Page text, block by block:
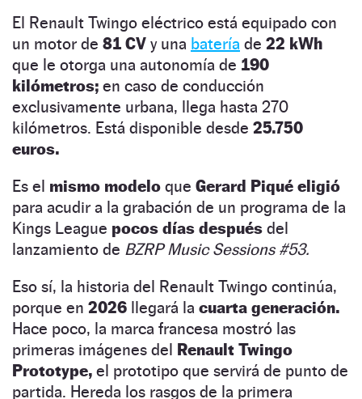
El Renault Twingo eléctrico está equipado con
un motor de 81 CV y una batería de 22 kWh
que le otorga una autonomía de 190
kilómetros; en caso de conducción
exclusivamente urbana, llega hasta 270
kilómetros. Está disponible desde 25.750
euros.
Es el mismo modelo que Gerard Piqué eligió
para acudir a la grabación de un programa de la
Kings League pocos días después del
lanzamiento de BZRP Music Sessions #53.
Eso sí, la historia del Renault Twingo continúa,
porque en 2026 llegará la cuarta generación.
Hace poco, la marca francesa mostró las
primeras imágenes del Renault Twingo
Prototype, el prototipo que servirá de punto de
partida. Hereda los rasgos de la primera